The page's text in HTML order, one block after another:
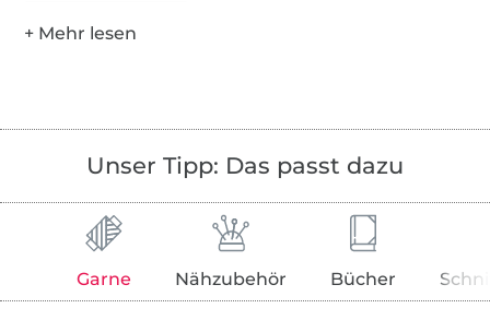
Unser Tipp: Das passt dazu
Garne Nähzubehör Bücher